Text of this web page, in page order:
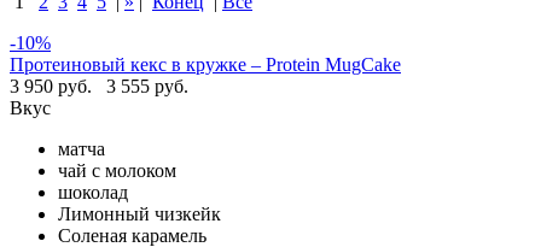
-10%
Протеиновый кекс в кружке – Protein MugCake
3 950 руб.
3 555 руб.
Вкус
матча
чай с молоком
шоколад
Лимонный чизкейк
Соленая карамель